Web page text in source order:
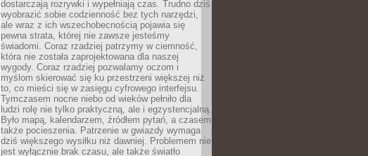
dostarczają rozrywki i wypełniają czas. Trudno dziś
wyobrazić sobie codzienność bez tych narzędzi,
ale wraz z ich wszechobecnością pojawia się
pewna strata, której nie zawsze jesteśmy
świadomi. Coraz rzadziej patrzymy w ciemność,
która nie została zaprojektowana dla naszej
wygody. Coraz rzadziej pozwalamy oczom i
myślom skierować się ku przestrzeni większej niż
to, co mieści się w zasięgu cyfrowego interfejsu.
Tymczasem nocne niebo od wieków pełniło dla
ludzi rolę nie tylko praktyczną, ale i egzystencjalną.
Było mapą, kalendarzem, źródłem pytań, a czasem
także pocieszenia. Patrzenie w gwiazdy wymaga
dziś większego wysiłku niż dawniej. Problemem nie
jest wyłącznie brak czasu, ale także światło